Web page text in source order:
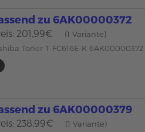
zu 6AK00000372
201,99€
(1 Variante)
Toner T-FC616E-K
zu 6AK00000379
238,99€
(1 Variante)